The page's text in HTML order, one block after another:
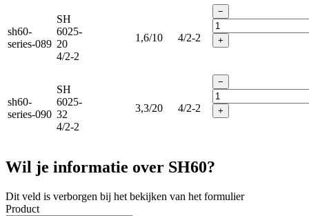
sh60-
series-089
SH
6025-
20
4/2-2
1,6/10 4/2-2
−
+
sh60-
series-090
SH
6025-
32
4/2-2
3,3/20 4/2-2
−
+
Wil je informatie over SH60?
Dit veld is verborgen bij het bekijken van het formulier
Product